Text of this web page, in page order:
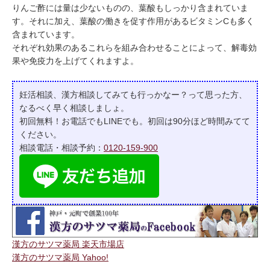
りんご酢には量は少ないものの、葉酸もしっかり含まれていま
す。それに加え、葉酸の働きを促す作用があるビタミンCも多く
含まれています。
それぞれ効果のあるこれらを組み合わせることによって、解毒効
果や免疫力を上げてくれますよ。
妊活相談、漢方相談してみても行っかなー？って思った方、
なるべく早く相談しましょ。
初回無料！お電話でもLINEでも。初回は90分ほど時間みてて
ください。
相談電話・相談予約： 0120-159-900
漢方のサツマ薬局 楽天市場店
漢方のサツマ薬局 Yahoo!